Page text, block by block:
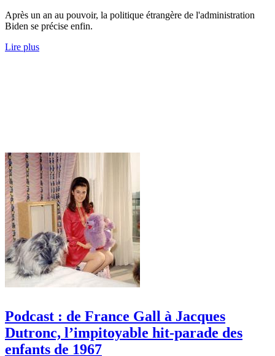
Après un an au pouvoir, la politique étrangère de l'administration
Biden se précise enfin.
Lire plus
Podcast : de France Gall à Jacques
Dutronc, l’impitoyable hit-parade des
enfants de 1967